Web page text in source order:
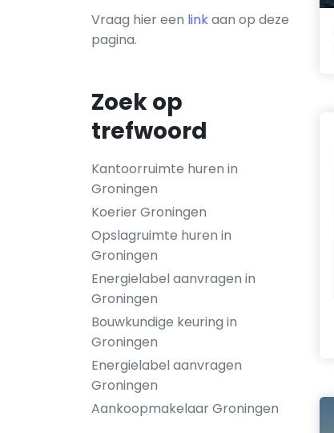
Vraag hier een linkaan op deze
pagina.
Zoek op
trefwoord
Kantoorruimte huren in
Groningen
Koerier Groningen
Opslagruimte huren in
Groningen
Energielabel aanvragen in
Groningen
Bouwkundige keuring in
Groningen
Energielabel aanvragen
Groningen
Aankoopmakelaar Groningen